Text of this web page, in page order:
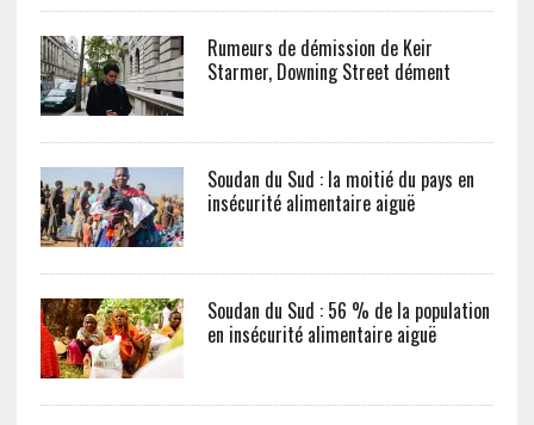
Rumeurs de démission de Keir
Starmer, Downing Street dément
Soudan du Sud : la moitié du pays en
insécurité alimentaire aiguë
Soudan du Sud : 56 % de la population
en insécurité alimentaire aiguë